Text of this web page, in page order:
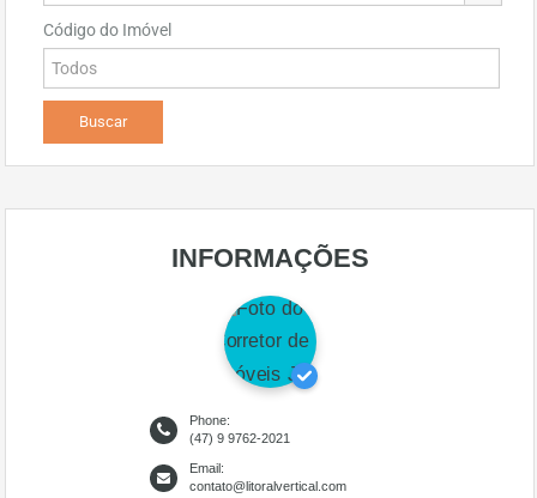
Código do Imóvel
INFORMAÇÕES
Phone:
(47) 9 9762-2021
Email:
contato@litoralvertical.com